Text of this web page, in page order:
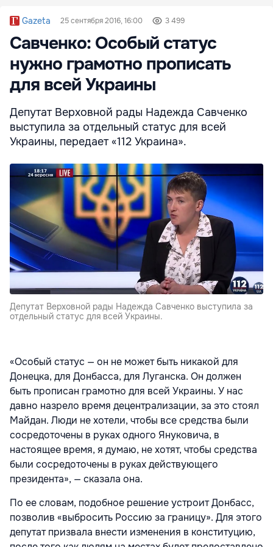
Gazeta 25 сентября 2016, 16:00 3 499
Савченко: Особый статус
нужно грамотно прописать
для всей Украины
Депутат Верховной рады Надежда Савченко
выступила за отдельный статус для всей
Украины, передает «112 Украина».
Депутат Верховной рады Надежда Савченко выступила за
отдельный статус для всей Украины.
«Особый статус — он не может быть никакой для
Донецка, для Донбасса, для Луганска. Он должен
быть прописан грамотно для всей Украины. У нас
давно назрело время децентрализации, за это стоял
Майдан. Люди не хотели, чтобы все средства были
сосредоточены в руках одного Януковича, в
настоящее время, я думаю, не хотят, чтобы средства
были сосредоточены в руках действующего
президента», — сказала она.
По ее словам, подобное решение устроит Донбасс,
позволив «выбросить Россию за границу». Для этого
депутат призвала внести изменения в конституцию,